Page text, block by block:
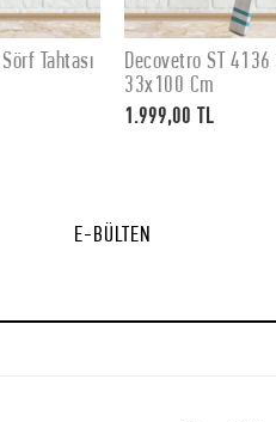
Tahtası
Decovetro ST
33x100 Cm
1.999,00 TL
E-BÜLTEN